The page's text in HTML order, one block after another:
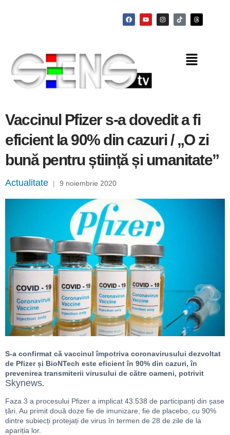
Vaccinul Pfizer s-a dovedit a fi
eficient la 90% din cazuri / „O zi
bună pentru știință și umanitate”
Actualitate | 9 noiembrie 2020
S-a confirmat că vaccinul împotriva coronavirusului dezvoltat
de Pfizer și BioNTech este eficient în 90% din cazuri, în
prevenirea transmiterii virusului de către oameni, potrivit
Skynews.
Faza 3 a procesului Pfizer a implicat 43.538 de participanți din șase
țări. Au primit două doze fie de imunizare, fie de placebo, cu 90%
dintre subiecți protejați de virus în termen de 28 de zile de la
apariția lor.